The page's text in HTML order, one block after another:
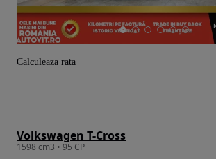
Volkswagen T-Cross
1598 cm3 • 95 CP
Calculeaza rata